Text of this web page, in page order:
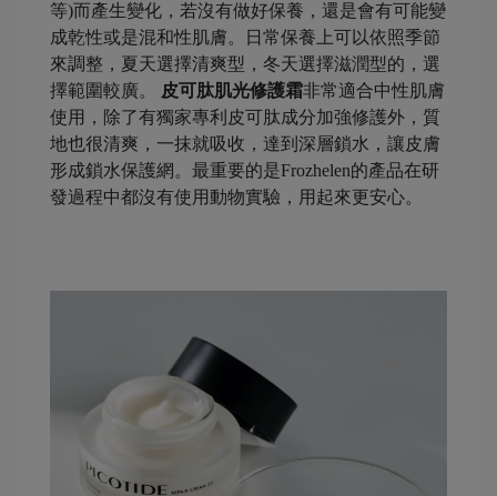
等)而產生變化，若沒有做好保養，還是會有可能變
成乾性或是混和性肌膚。日常保養上可以依照季節
來調整，夏天選擇清爽型，冬天選擇滋潤型的，選
擇範圍較廣。
皮可肽肌光修護霜非常適合中性肌膚
使用，除了有獨家專利皮可肽成分加強修護外，質
地也很清爽，一抹就吸收，達到深層鎖水，讓皮膚
形成鎖水保護網。最重要的是Frozhelen的產品在研
發過程中都沒有使用動物實驗，用起來更安心。